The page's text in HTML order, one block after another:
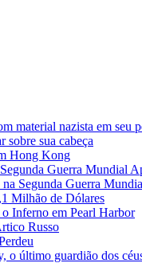
material nazista em seu
sobre sua cabeça
Hong Kong
Guerra Mundial
Segunda Guerra
Milhão de Dólares
Inferno em Pearl Harbor
Russo
o último guardião dos